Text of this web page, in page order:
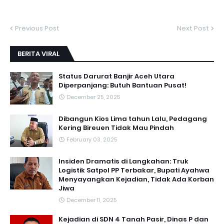
Previous Post Next Post
BERITA VIRAL
Status Darurat Banjir Aceh Utara
Diperpanjang: Butuh Bantuan Pusat!
December 25, 2025
Dibangun Kios Lima tahun Lalu, Pedagang
Kering Bireuen Tidak Mau Pindah
February 03, 2025
Insiden Dramatis di Langkahan: Truk
Logistik Satpol PP Terbakar, Bupati Ayahwa
Menyayangkan Kejadian, Tidak Ada Korban
Jiwa
December 11, 2025
Kejadian di SDN 4 Tanah Pasir, Dinas P dan